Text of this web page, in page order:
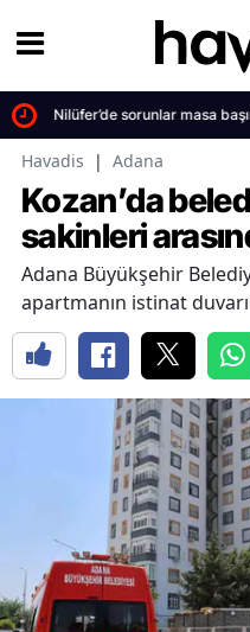
Nilüfer’de sorunlar masa
Havadis | Adana
Kozan’da
sakinleri
Adana Büyükşehir
apartmanın istinat